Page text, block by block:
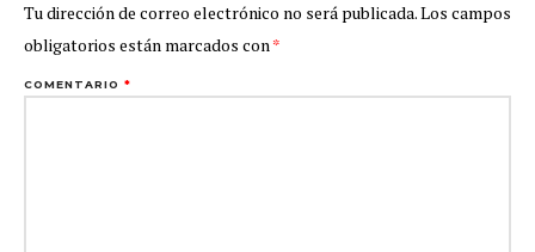
Tu dirección de correo electrónico no será publicada.Los campos
obligatorios están marcados con*
COMENTARIO *